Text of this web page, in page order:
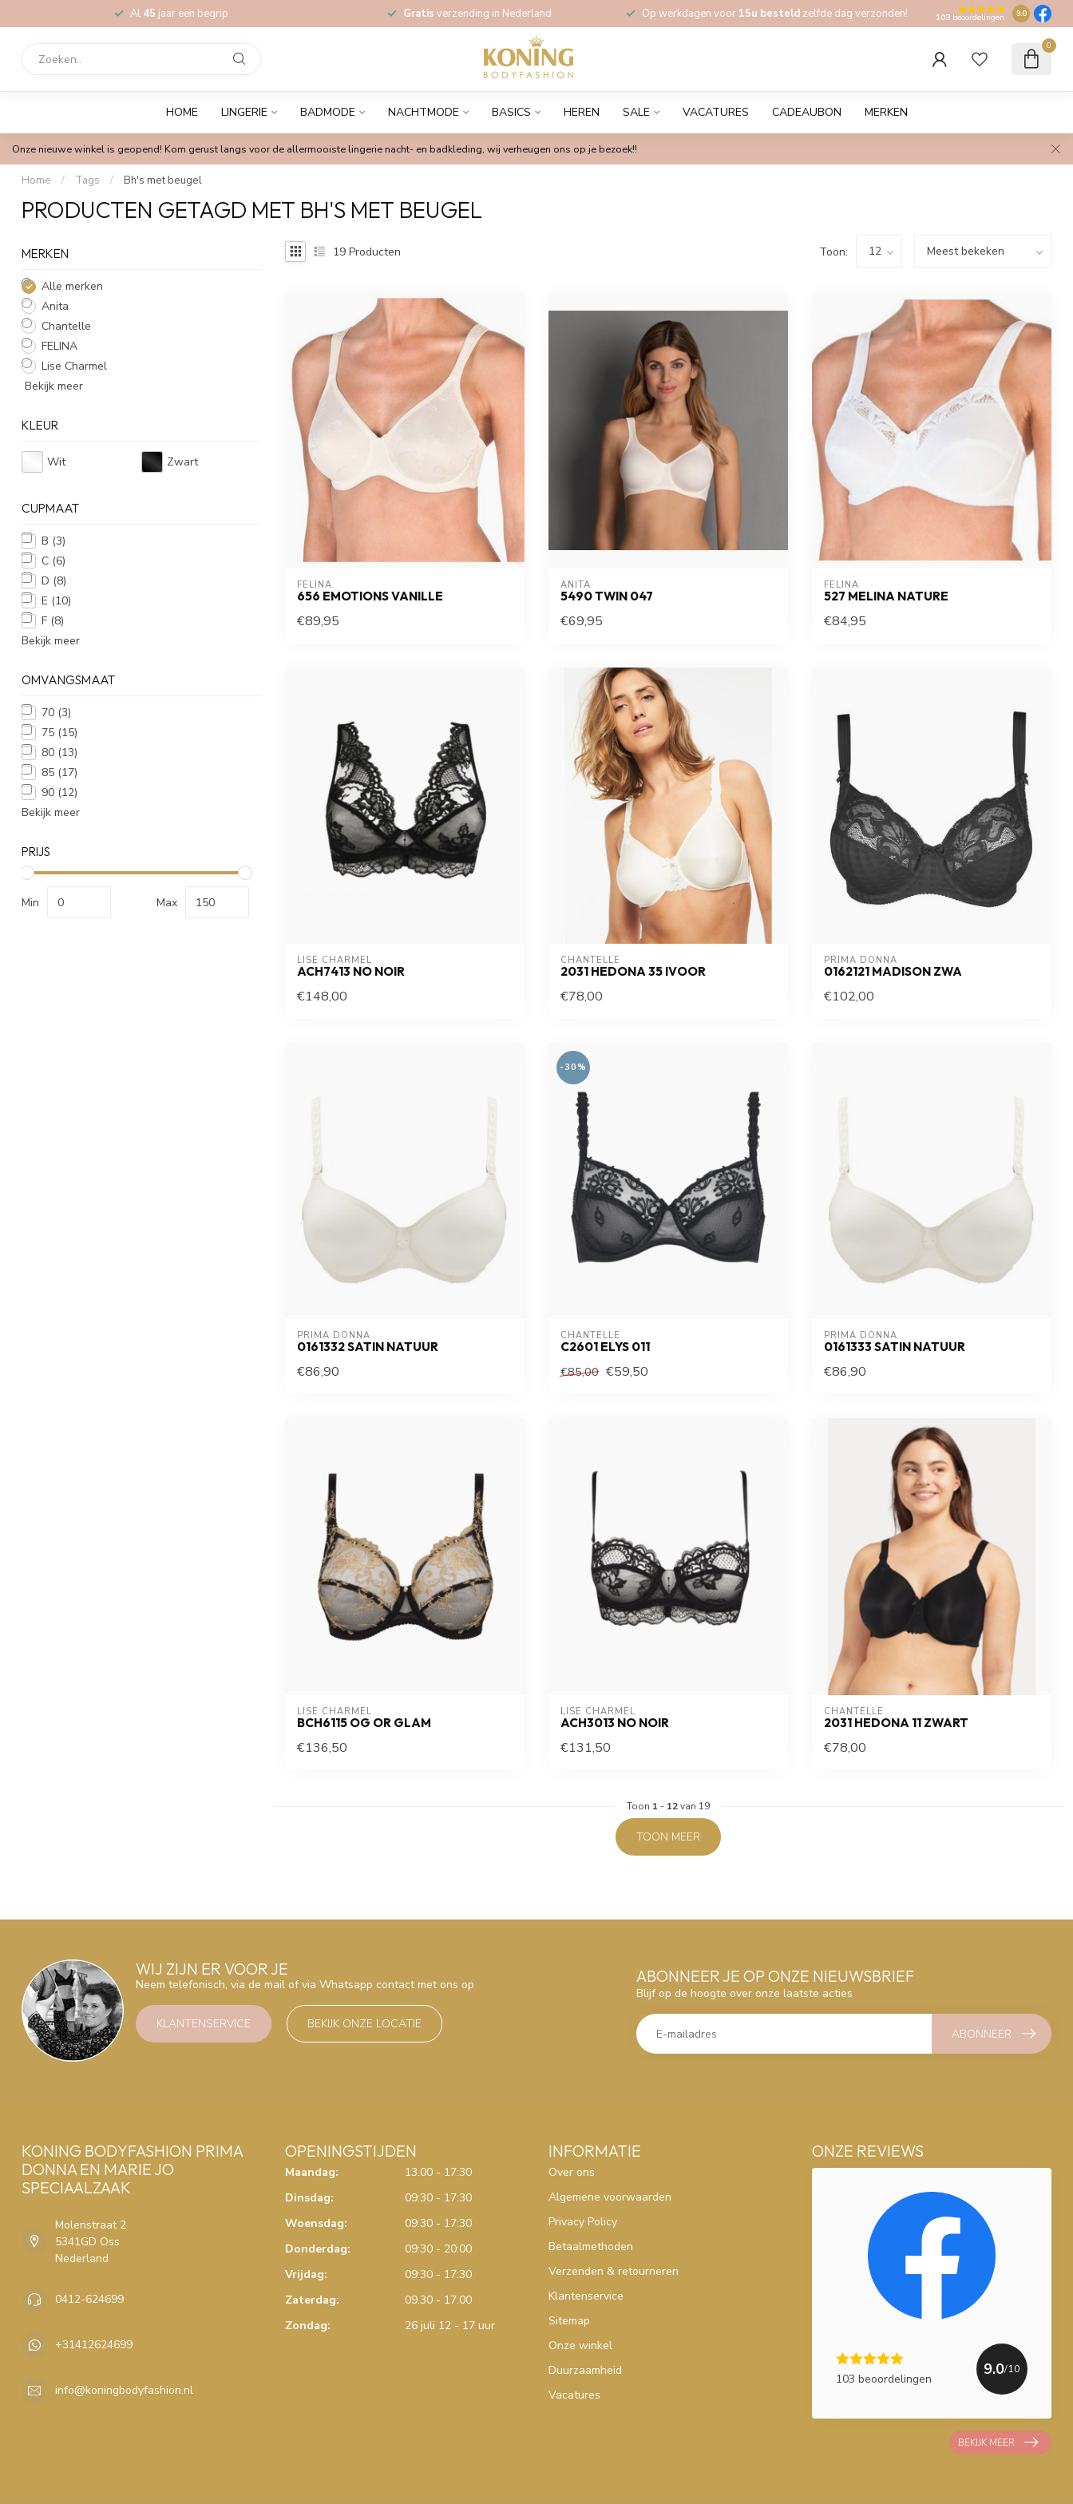
Al 45 jaar een begrip Gratis verzending in Nederland Op werkdagen voor 15u besteld zelfde dag verzonden! 103 beoordelingen 9.0
0
HOME LINGERIE BADMODE NACHTMODE BASICS HEREN SALE VACATURES CADEAUBON MERKEN
Onze nieuwe winkel is geopend! Kom gerust langs voor de allermooiste lingerie nacht- en badkleding, wij verheugen ons op je bezoek!!
Home / Tags / Bh's met beugel
PRODUCTEN GETAGD MET BH'S MET BEUGEL
MERKEN
Alle merken
Anita
Chantelle
FELINA
Lise Charmel
Bekijk meer
KLEUR
Wit Zwart
CUPMAAT
B (3)
C (6)
D (8)
E (10)
F (8)
Bekijk meer
OMVANGSMAAT
70 (3)
75 (15)
80 (13)
85 (17)
90 (12)
Bekijk meer
PRIJS
Min Max
19 Producten Toon:
FELINA
656 EMOTIONS VANILLE
€89,95
ANITA
5490 TWIN 047
€69,95
FELINA
527 MELINA NATURE
€84,95
LISE CHARMEL
ACH7413 NO NOIR
€148,00
CHANTELLE
2031 HEDONA 35 IVOOR
€78,00
PRIMA DONNA
0162121 MADISON ZWA
€102,00
PRIMA DONNA
0161332 SATIN NATUUR
€86,90
-30%
CHANTELLE
C2601 ELYS 011
€85,00 €59,50
PRIMA DONNA
0161333 SATIN NATUUR
€86,90
LISE CHARMEL
BCH6115 OG OR GLAM
€136,50
LISE CHARMEL
ACH3013 NO NOIR
€131,50
CHANTELLE
2031 HEDONA 11 ZWART
€78,00
Toon 1 - 12van 19
TOON MEER
WIJ ZIJN ER VOOR JE
Neem telefonisch, via de mail of via Whatsapp contact met ons op
KLANTENSERVICE BEKIJK ONZE LOCATIE
ABONNEER JE OP ONZE NIEUWSBRIEF
Blijf op de hoogte over onze laatste acties
ABONNEER
KONING BODYFASHION PRIMA
DONNA EN MARIE JO
SPECIAALZAAK
Molenstraat 2
5341GD Oss
Nederland
0412-624699
+31412624699
info@koningbodyfashion.nl
OPENINGSTIJDEN
Maandag:
13.00 - 17:30
Dinsdag:
09:30 - 17:30
Woensdag:
09.30 - 17:30
Donderdag:
09:30 - 20:00
Vrijdag:
09:30 - 17:30
Zaterdag:
09.30 - 17.00
Zondag:
26 juli 12 - 17 uur
INFORMATIE
Over ons
Algemene voorwaarden
Privacy Policy
Betaalmethoden
Verzenden & retourneren
Klantenservice
Sitemap
Onze winkel
Duurzaamheid
Vacatures
ONZE REVIEWS
103 beoordelingen
9.0/10
BEKIJK MEER